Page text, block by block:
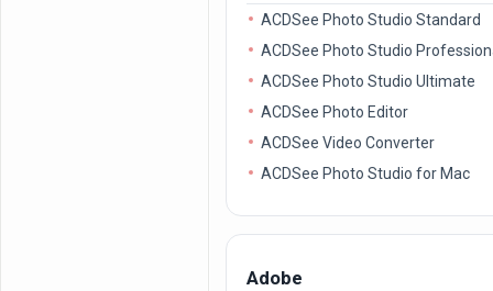
ACDSee Photo Studio Standard
ACDSee Photo Studio
ACDSee Photo Studio Ultimate
ACDSee Photo Editor
ACDSee Video Converter
ACDSee Photo Studio for Mac
Adobe